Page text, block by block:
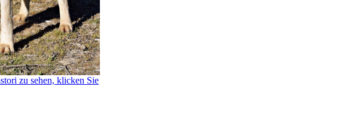
zu sehen, klicken Sie